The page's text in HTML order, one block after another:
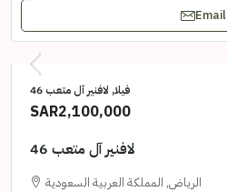
Email
فيلا, لافنير آل متعب 46
SAR2,100,000
لافنير آل متعب 46
الرياض, المملكة العربية السعودية